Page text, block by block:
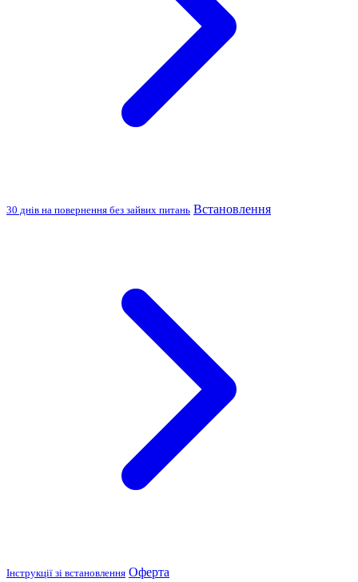
30 днів на повернення без зайвих питань Встановлення
Інструкції зі встановлення Оферта